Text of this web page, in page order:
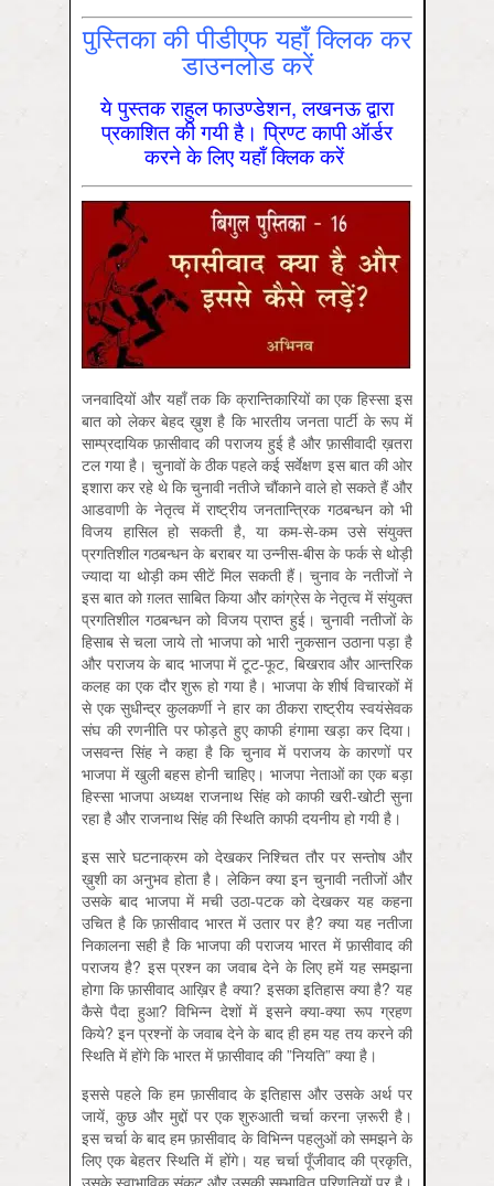
पुस्तिका की पीडीएफ यहाँ क्लिक कर
डाउनलोड करें
ये पुस्तक राहुल फाउण्डेशन, लखनऊ द्वारा
प्रकाशित की गयी है। प्रिण्ट कापी ऑर्डर
करने के लिए यहाँ क्लिक करें
जनवादियों और यहाँ तक कि क्रान्तिकारियों का एक हिस्सा इस
बात को लेकर बेहद ख़ुश है कि भारतीय जनता पार्टी के रूप में
साम्प्रदायिक फ़ासीवाद की पराजय हुई है और फ़ासीवादी ख़तरा
टल गया है। चुनावों के ठीक पहले कई सर्वेक्षण इस बात की ओर
इशारा कर रहे थे कि चुनावी नतीजे चौंकाने वाले हो सकते हैं और
आडवाणी के नेतृत्व में राष्ट्रीय जनतान्त्रिक गठबन्‍धन को भी
विजय हासिल हो सकती है, या कम-से-कम उसे संयुक्त
प्रगतिशील गठबन्‍धन के बराबर या उन्नीस-बीस के फर्क से थोड़ी
ज्यादा या थोड़ी कम सीटें मिल सकती हैं। चुनाव के नतीजों ने
इस बात को ग़लत साबित किया और कांग्रेस के नेतृत्व में संयुक्त
प्रगतिशील गठबन्‍धन को विजय प्राप्त हुई। चुनावी नतीजों के
हिसाब से चला जाये तो भाजपा को भारी नुकसान उठाना पड़ा है
और पराजय के बाद भाजपा में टूट-फूट, बिखराव और आन्तरिक
कलह का एक दौर शुरू हो गया है। भाजपा के शीर्ष विचारकों में
से एक सुधीन्द्र कुलकर्णी ने हार का ठीकरा राष्ट्रीय स्वयंसेवक
संघ की रणनीति पर फोड़ते हुए काफी हंगामा खड़ा कर दिया।
जसवन्त सिंह ने कहा है कि चुनाव में पराजय के कारणों पर
भाजपा में खुली बहस होनी चाहिए। भाजपा नेताओं का एक बड़ा
हिस्सा भाजपा अध्‍यक्ष राजनाथ सिंह को काफी खरी-खोटी सुना
रहा है और राजनाथ सिंह की स्थिति काफी दयनीय हो गयी है।
इस सारे घटनाक्रम को देखकर निश्चित तौर पर सन्तोष और
ख़ुशी का अनुभव होता है। लेकिन क्या इन चुनावी नतीजों और
उसके बाद भाजपा में मची उठा-पटक को देखकर यह कहना
उचित है कि फ़ासीवाद भारत में उतार पर है? क्या यह नतीजा
निकालना सही है कि भाजपा की पराजय भारत में फ़ासीवाद की
पराजय है? इस प्रश्न का जवाब देने के लिए हमें यह समझना
होगा कि फ़ासीवाद आख़िर है क्या? इसका इतिहास क्या है? यह
कैसे पैदा हुआ? विभिन्न देशों में इसने क्या-क्या रूप ग्रहण
किये? इन प्रश्नों के जवाब देने के बाद ही हम यह तय करने की
स्थिति में होंगे कि भारत में फ़ासीवाद की ”नियति” क्या है।
इससे पहले कि हम फ़ासीवाद के इतिहास और उसके अर्थ पर
जायें, कुछ और मुद्दों पर एक शुरुआती चर्चा करना ज़रूरी है।
इस चर्चा के बाद हम फ़ासीवाद के विभिन्न पहलुओं को समझने के
लिए एक बेहतर स्थिति में होंगे। यह चर्चा पूँजीवाद की प्रकृति,